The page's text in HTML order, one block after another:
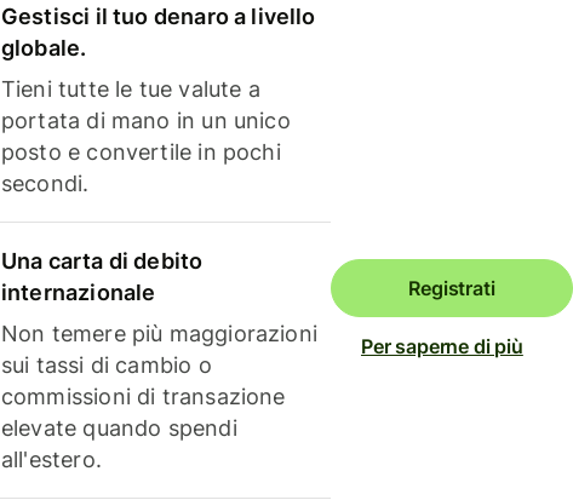
Gestisci il tuo denaro a livello
globale.
Tieni tutte le tue valute a
portata di mano in un unico
posto e convertile in pochi
secondi.
Una carta di debito
internazionale
Non temere più maggiorazioni
sui tassi di cambio o
commissioni di transazione
elevate quando spendi
all'estero.
Registrati
Per saperne di più